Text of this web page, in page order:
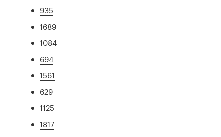
935
1689
1084
694
1561
629
1125
1817